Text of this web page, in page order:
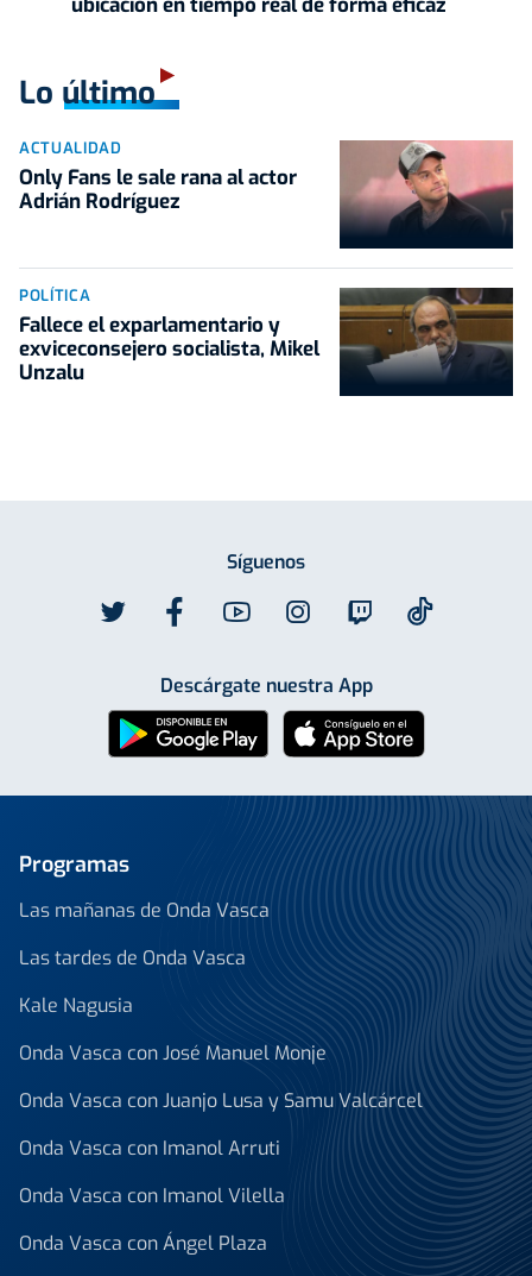
Lo último
ACTUALIDAD
Only Fans le sale rana al actor
Adrián Rodríguez
POLÍTICA
Fallece el exparlamentario y
exviceconsejero socialista, Mikel
Unzalu
Síguenos
Descárgate nuestra App
Programas
Las mañanas de Onda Vasca
Las tardes de Onda Vasca
Kale Nagusia
Onda Vasca con José Manuel Monje
Onda Vasca con Juanjo Lusa y Samu Valcárcel
Onda Vasca con Imanol Arruti
Onda Vasca con Imanol Vilella
Onda Vasca con Ángel Plaza